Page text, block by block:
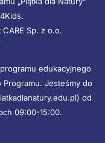
Sp. z o.o.
edukacyjnego
Programu. Jesteśmy do
od
09:00-15:00.